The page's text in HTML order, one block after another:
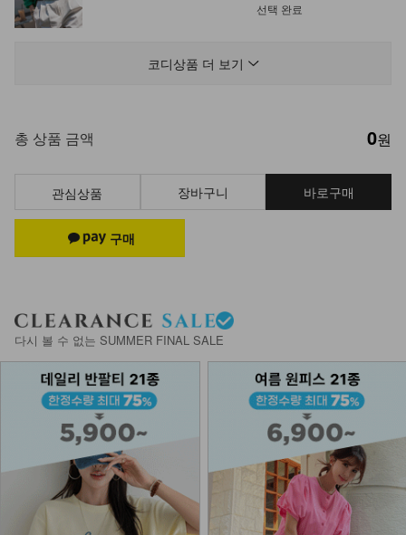
선택 완료
DM62-J-02/젤루 단가라 반팔 가디건
_SK
DM62-C-03/클레이 밀짚모자 페도라
32,900
DM41-AC-04/엔틱 롱 목걸이
14,900
DM22-AC-08/컬러 비즈 팔찌
10,900 8,900
NKA52-AI-1/모던 라인 포인트 반지
코디상품 더 보기
총 상품 금액 0원
관심상품 장바구니 바로구매
다시 볼 수 없는 SUMMER FINAL SALE